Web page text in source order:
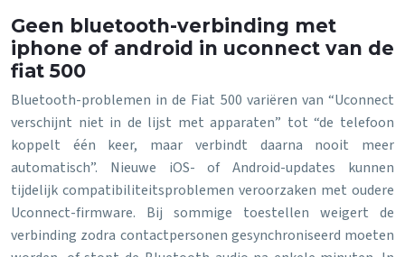
Geen bluetooth-verbinding met
iphone of android in uconnect van de
fiat 500
Bluetooth-problemen in de Fiat 500 variëren van “Uconnect
verschijnt niet in de lijst met apparaten” tot “de telefoon
koppelt één keer, maar verbindt daarna nooit meer
automatisch”. Nieuwe iOS- of Android-updates kunnen
tijdelijk compatibiliteitsproblemen veroorzaken met oudere
Uconnect-firmware. Bij sommige toestellen weigert de
verbinding zodra contactpersonen gesynchroniseerd moeten